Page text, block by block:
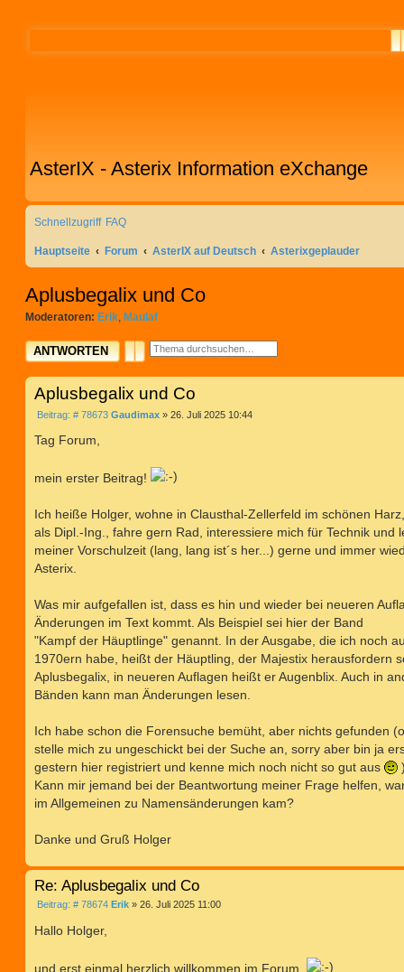
AsterIX - Asterix Information eXchange
Schnellzugriff FAQ
Hauptseite Forum AsterIX auf Deutsch Asterixgeplauder
Aplusbegalix und Co
Moderatoren: Erik, Maulaf
ANTWORTEN SUCHE
ERWEITERTE SUCHE
Aplusbegalix und Co
Beitrag: # 78673B
a
g
Gaudimax » 26. Juli 2025 10:44
Tag Forum,
mein erster Beitrag!
Ich heiße Holger, wohne in Clausthal-Zellerfeld im schönen
als Dipl.-Ing., fahre gern Rad, interessiere mich für Technik und
meiner Vorschulzeit (lang, lang ist´s her...) gerne und immer
Asterix.
Was mir aufgefallen ist, dass es hin und wieder bei neueren
Änderungen im Text kommt. Als Beispiel sei hier der Band
"Kampf der Häuptlinge" genannt. In der Ausgabe, die ich noch
1970ern habe, heißt der Häuptling, der Majestix herausfordern
Aplusbegalix, in neueren Auflagen heißt er Augenblix. Auch in
Bänden kann man Änderungen lesen.
Ich habe schon die Forensuche bemüht, aber nichts gefunden
stelle mich zu ungeschickt bei der Suche an, sorry aber bin ja
gestern hier registriert und kenne mich noch nicht so gut aus
Kann mir jemand bei der Beantwortung meiner Frage helfen,
im Allgemeinen zu Namensänderungen kam?
Danke und Gruß Holger
Re: Aplusbegalix und Co
Beitrag: # 78674BErik » 26. Juli 2025 11:00
Hallo Holger,
und erst einmal herzlich willkommen im Forum.